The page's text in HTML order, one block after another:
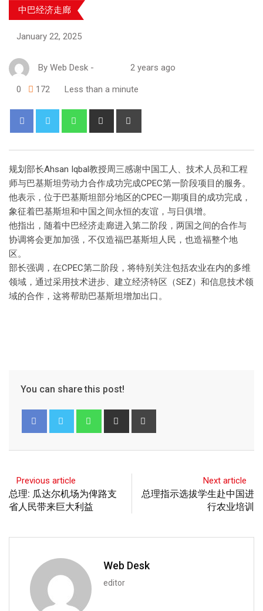
中巴经济走廊
January 22, 2025
By Web Desk - 2 years ago
0 172 Less than a minute
规划部长Ahsan Iqbal教授周三感谢中国工人、技术人员和工程
师与巴基斯坦劳动力合作成功完成CPEC第一阶段项目的服务。
他表示，位于巴基斯坦部分地区的CPEC一期项目的成功完成，
象征着巴基斯坦和中国之间永恒的友谊，与日俱增。
他指出，随着中巴经济走廊进入第二阶段，两国之间的合作与
协调将会更加加强，不仅造福巴基斯坦人民，也造福整个地
区。
部长强调，在CPEC第二阶段，将特别关注包括农业在内的多维
领域，通过采用技术进步、建立经济特区（SEZ）和信息技术领
域的合作，这将帮助巴基斯坦增加出口。
You can share this post!
Previous article
总理: 瓜达尔机场为俾路支
省人民带来巨大利益
Next article
总理指示选拔学生赴中国进
行农业培训
Web Desk
editor